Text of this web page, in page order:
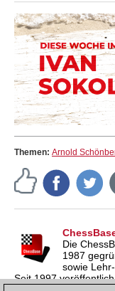
Themen: Arnold
Die
1987
sowie
Seit 1997